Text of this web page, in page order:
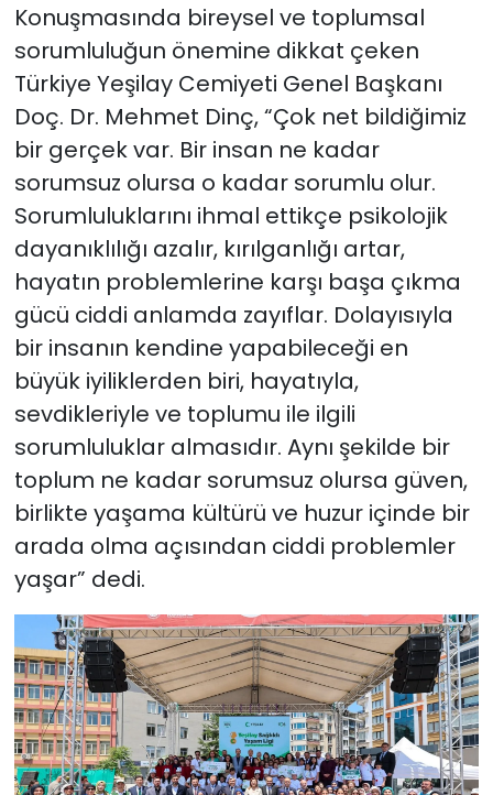
Konuşmasında bireysel ve toplumsal
sorumluluğun önemine dikkat çeken
Türkiye Yeşilay Cemiyeti Genel Başkanı
Doç. Dr. Mehmet Dinç, “Çok net bildiğimiz
bir gerçek var. Bir insan ne kadar
sorumsuz olursa o kadar sorumlu olur.
Sorumluluklarını ihmal ettikçe psikolojik
dayanıklılığı azalır, kırılganlığı artar,
hayatın problemlerine karşı başa çıkma
gücü ciddi anlamda zayıflar. Dolayısıyla
bir insanın kendine yapabileceği en
büyük iyiliklerden biri, hayatıyla,
sevdikleriyle ve toplumu ile ilgili
sorumluluklar almasıdır. Aynı şekilde bir
toplum ne kadar sorumsuz olursa güven,
birlikte yaşama kültürü ve huzur içinde bir
arada olma açısından ciddi problemler
yaşar” dedi.